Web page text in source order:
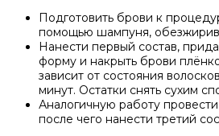
Подготовить брови к
помощью шампуня,
Нанести первый состав,
форму и накрыть брови
зависит от состояния
минут. Остатки снять сухим
Аналогичную работу
после чего нанести третий